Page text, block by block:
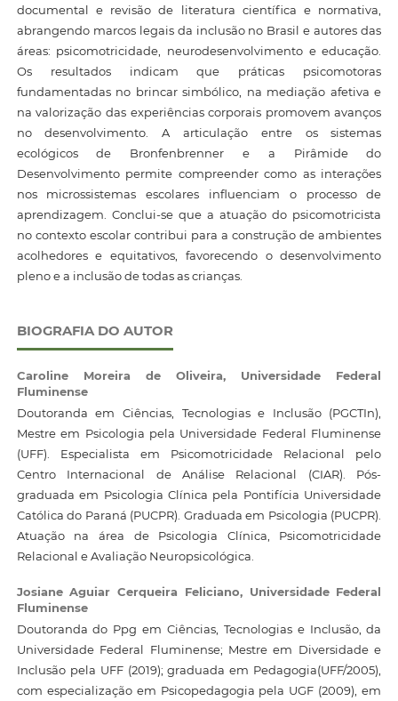
documental e revisão de literatura científica e normativa,
abrangendo marcos legais da inclusão no Brasil e autores das
áreas: psicomotricidade, neurodesenvolvimento e educação.
Os resultados indicam que práticas psicomotoras
fundamentadas no brincar simbólico, na mediação afetiva e
na valorização das experiências corporais promovem avanços
no desenvolvimento. A articulação entre os sistemas
ecológicos de Bronfenbrenner e a Pirâmide do
Desenvolvimento permite compreender como as interações
nos microssistemas escolares influenciam o processo de
aprendizagem. Conclui-se que a atuação do psicomotricista
no contexto escolar contribui para a construção de ambientes
acolhedores e equitativos, favorecendo o desenvolvimento
pleno e a inclusão de todas as crianças.
BIOGRAFIA DO AUTOR
Caroline Moreira de Oliveira, Universidade Federal
Fluminense
Doutoranda em Ciências, Tecnologias e Inclusão (PGCTIn),
Mestre em Psicologia pela Universidade Federal Fluminense
(UFF). Especialista em Psicomotricidade Relacional pelo
Centro Internacional de Análise Relacional (CIAR). Pós-
graduada em Psicologia Clínica pela Pontifícia Universidade
Católica do Paraná (PUCPR). Graduada em Psicologia (PUCPR).
Atuação na área de Psicologia Clínica, Psicomotricidade
Relacional e Avaliação Neuropsicológica.
Josiane Aguiar Cerqueira Feliciano, Universidade Federal
Fluminense
Doutoranda do Ppg em Ciências, Tecnologias e Inclusão, da
Universidade Federal Fluminense; Mestre em Diversidade e
Inclusão pela UFF (2019); graduada em Pedagogia(UFF/2005),
com especialização em Psicopedagogia pela UGF (2009), em